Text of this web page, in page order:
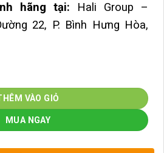
hãng tại: Hali Group –
22, P. Bình Hưng Hòa,
VÀO GIỎ
MUA NGAY